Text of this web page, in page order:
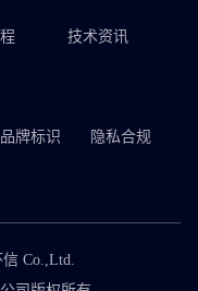
技术资讯
品牌标识
隐私合规
Co.,Ltd.